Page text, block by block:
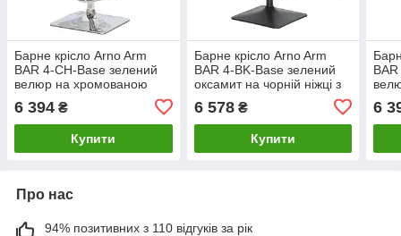
Барне крісло Arno Arm
BAR 4-CH-Base зелений
велюр на хромованою
підлокітниками
6 394 ₴
Купити
Барне крісло Arno Arm
BAR 4-BK-Base зелений
оксамит на чорній ніжці з
6 578₴
Купити
6
Про нас
94% позитивних з 110 відгуків за рік